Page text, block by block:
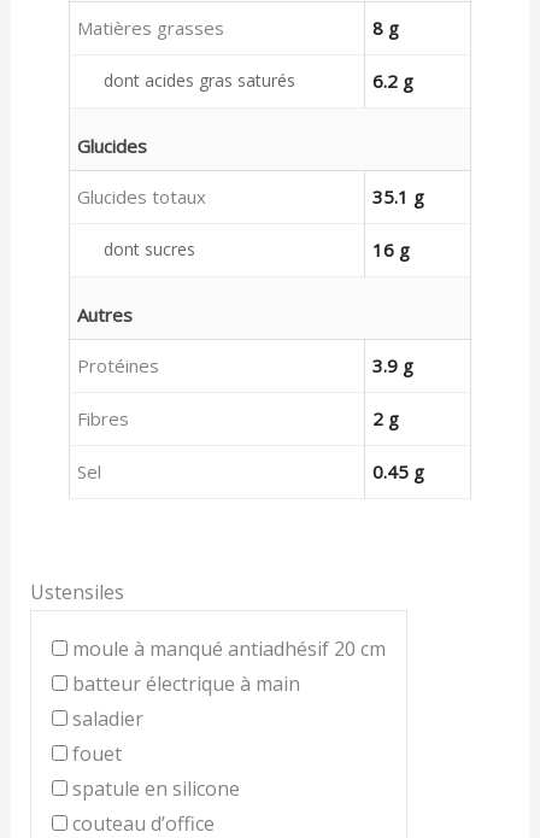
Matières grasses 8 g
dont acides gras saturés 6.2 g
Glucides
Glucides totaux 35.1 g
dont sucres 16 g
Autres
Protéines 3.9 g
Fibres 2 g
Sel 0.45 g
Ustensiles
moule à manqué antiadhésif 20 cm
batteur électrique à main
saladier
fouet
spatule en silicone
couteau d’office